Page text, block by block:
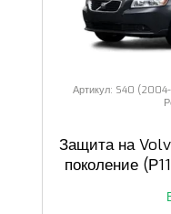
Артикул: S40 (2004-
Защита на
поколение